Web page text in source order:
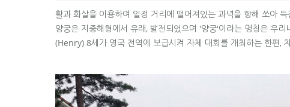
활과 화살을 이용하여 일정 거리에 떨어져있는 과녁을 향해 쏘아
양궁은 지중해형에서 유래, 발전되었으며 '양궁'이라는 명칭은 우
(Henry) 8세가 영국 전역에 보급시켜 자체 대회를 개최하는 한편,